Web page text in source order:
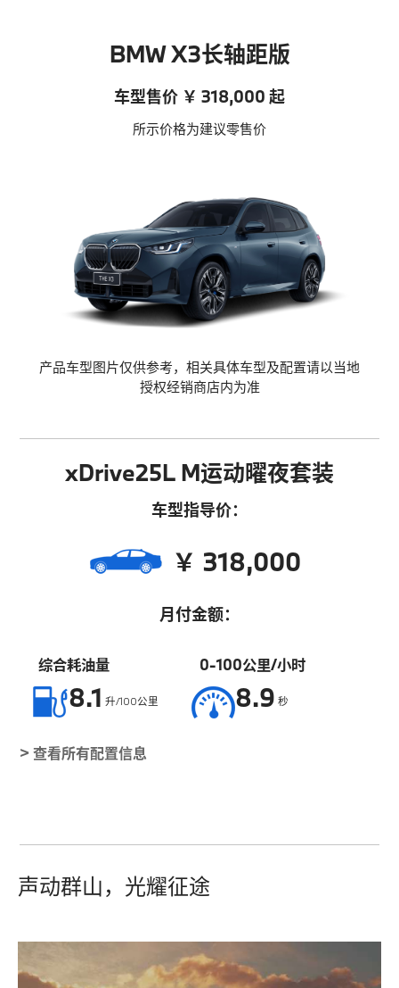
BMW X3长轴距版
车型售价 ￥ 318,000 起
所示价格为建议零售价
产品车型图片仅供参考，相关具体车型及配置请以当地
授权经销商店内为准
xDrive25L M运动曜夜套装
车型指导价：
￥ 318,000
月付金额：
0-100公里/小时
8.9 秒
综合耗油量
8.1 升/100公里
> 查看所有配置信息
声动群山，光耀征途